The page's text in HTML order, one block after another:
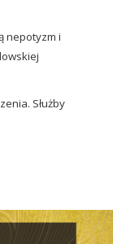
nepotyzm i
Służby